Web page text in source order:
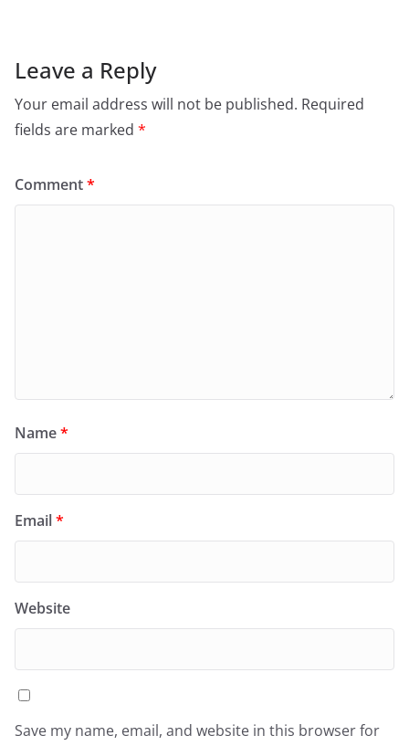
Leave a Reply
Your email address will not be published. Required
fields are marked *
Comment*
Name*
Email*
Website
Save my name, email, and website in this browser for